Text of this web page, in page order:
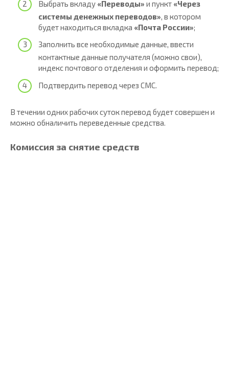
Выбрать вкладу «Переводы» и пункт «Через
системы денежных переводов», в котором
будет находиться вкладка «Почта России»;
Заполнить все необходимые данные, ввести
контактные данные получателя (можно свои),
индекс почтового отделения и оформить перевод;
Подтвердить перевод через СМС.
В течении одних рабочих суток перевод будет совершен и
можно обналичить переведенные средства.
Комиссия за снятие средств